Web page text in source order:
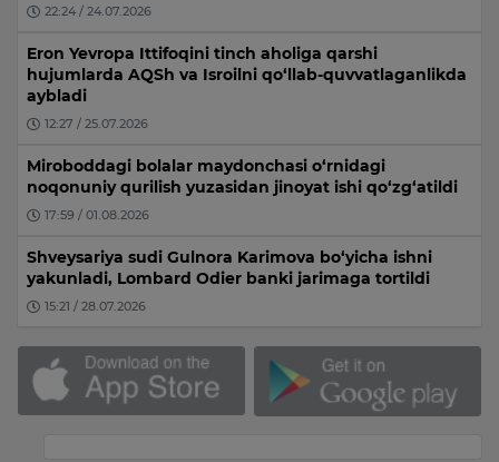
22:24 / 24.07.2026
Eron Yevropa Ittifoqini tinch aholiga qarshi
hujumlarda AQSh va Isroilni qo‘llab-quvvatlaganlikda
aybladi
12:27 / 25.07.2026
Miroboddagi bolalar maydonchasi o‘rnidagi
noqonuniy qurilish yuzasidan jinoyat ishi qo‘zg‘atildi
17:59 / 01.08.2026
Shveysariya sudi Gulnora Karimova bo‘yicha ishni
yakunladi, Lombard Odier banki jarimaga tortildi
15:21 / 28.07.2026